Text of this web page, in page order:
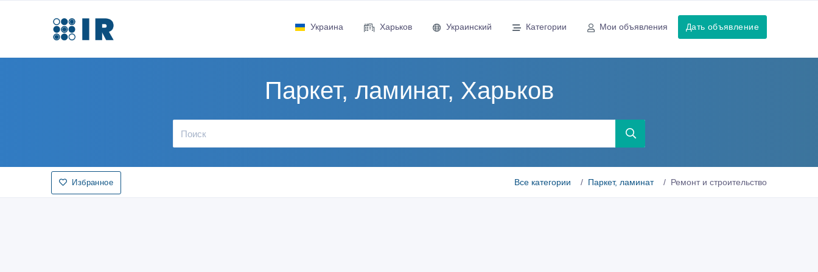
Украина Харьков Украинский Категории Мои объявления Дать объявление
Паркет, ламинат, Харьков
Избранное Все категории Паркет, ламинат Ремонт и строительство